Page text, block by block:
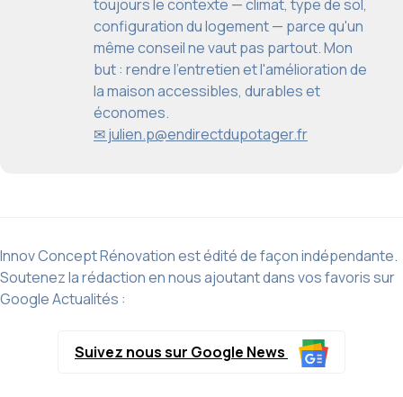
toujours le contexte — climat, type de sol,
configuration du logement — parce qu'un
même conseil ne vaut pas partout. Mon
but : rendre l'entretien et l'amélioration de
la maison accessibles, durables et
économes.
✉ julien.p@endirectdupotager.fr
Innov Concept Rénovation est édité de façon indépendante.
Soutenez la rédaction en nous ajoutant dans vos favoris sur
Google Actualités :
Suivez nous sur Google News